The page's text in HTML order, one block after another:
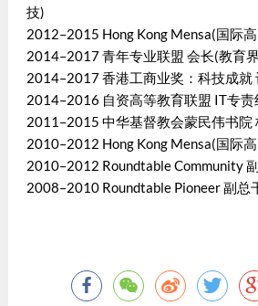
技)
2012–2015 Hong Kong Mensa(国际
2014–2017 青年专业联盟 会长(教育
2014–2017 香港工商业奖：科技成就
2014–2016 自资高等教育联盟 IT专责
2011–2015 中华基督教会蒙民伟书院
2010–2012 Hong Kong Mensa(国际
2010–2012 Roundtable Community
2008–2010 Roundtable Pioneer 副总